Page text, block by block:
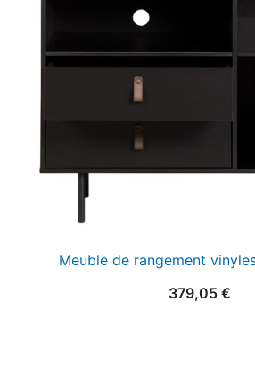
Meuble de rangement
379,05 €